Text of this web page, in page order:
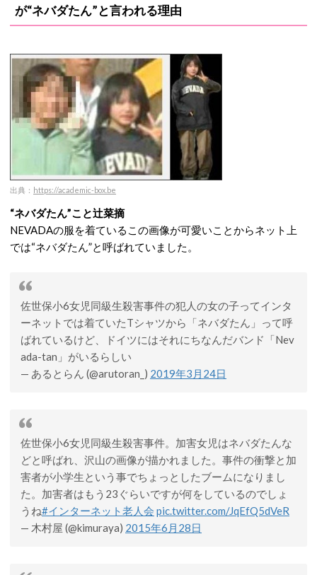
が“ネバダたん”と言われる理由
出典： https://academic-box.be
“ネバダたん”こと辻菜摘
NEVADAの服を着ているこの画像が可愛いことからネット上
では“ネバダたん”と呼ばれていました。
佐世保小6女児同級生殺害事件の犯人の女の子ってインタ
ーネットでは着ていたTシャツから「ネバダたん」って呼
ばれているけど、ドイツにはそれにちなんだバンド「Nev
ada-tan」がいるらしい
— あるとらん (@arutoran_) 2019年3月24日
佐世保小6女児同級生殺害事件。加害女児はネバダたんな
どと呼ばれ、沢山の画像が描かれました。事件の衝撃と加
害者が小学生という事でちょっとしたブームになりまし
た。加害者はもう23ぐらいですが何をしているのでしょ
うね#インターネット老人会 pic.twitter.com/JqEfQ5dVeR
— 木村屋 (@kimuraya) 2015年6月28日